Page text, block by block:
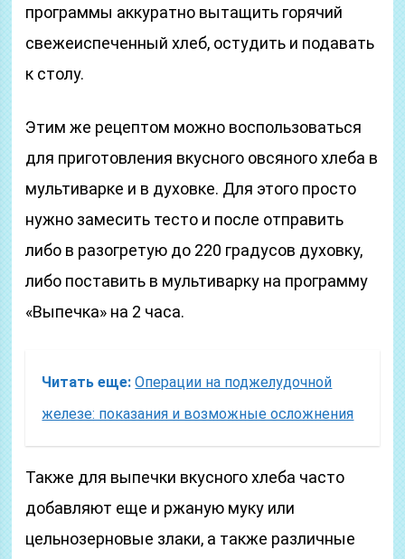
программы аккуратно вытащить горячий
свежеиспеченный хлеб, остудить и подавать
к столу.
Этим же рецептом можно воспользоваться
для приготовления вкусного овсяного хлеба в
мультиварке и в духовке. Для этого просто
нужно замесить тесто и после отправить
либо в разогретую до 220 градусов духовку,
либо поставить в мультиварку на программу
«Выпечка» на 2 часа.
Читать еще: Операции на поджелудочной
железе: показания и возможные осложнения
Также для выпечки вкусного хлеба часто
добавляют еще и ржаную муку или
цельнозерновые злаки, а также различные